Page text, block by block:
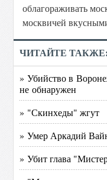
облагораживать
москвичей
ЧИТАЙТЕ ТАКЖЕ:
» Убийство в
не обнаружен
» "Скинхеды" жгут
» Умер Аркадий
» Убит глава